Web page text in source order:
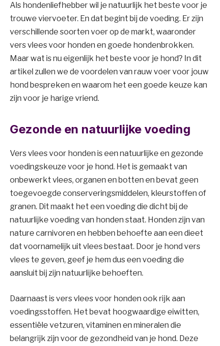
Als hondenliefhebber wil je natuurlijk het beste voor je
trouwe viervoeter. En dat begint bij de voeding. Er zijn
verschillende soorten voer op de markt, waaronder
vers vlees voor honden en goede hondenbrokken.
Maar wat is nu eigenlijk het beste voor je hond? In dit
artikel zullen we de voordelen van rauw voer voor jouw
hond bespreken en waarom het een goede keuze kan
zijn voor je harige vriend.
Gezonde en natuurlijke voeding
Vers vlees voor honden is een natuurlijke en gezonde
voedingskeuze voor je hond. Het is gemaakt van
onbewerkt vlees, organen en botten en bevat geen
toegevoegde conserveringsmiddelen, kleurstoffen of
granen. Dit maakt het een voeding die dicht bij de
natuurlijke voeding van honden staat. Honden zijn van
nature carnivoren en hebben behoefte aan een dieet
dat voornamelijk uit vlees bestaat. Door je hond vers
vlees te geven, geef je hem dus een voeding die
aansluit bij zijn natuurlijke behoeften.
Daarnaast is vers vlees voor honden ook rijk aan
voedingsstoffen. Het bevat hoogwaardige eiwitten,
essentiële vetzuren, vitaminen en mineralen die
belangrijk zijn voor de gezondheid van je hond. Deze